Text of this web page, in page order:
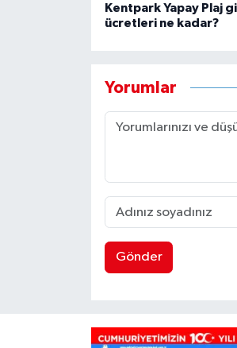
Kentpark Yapay Plaj
ücretleri ne kadar?
Yorumlar
Gönder